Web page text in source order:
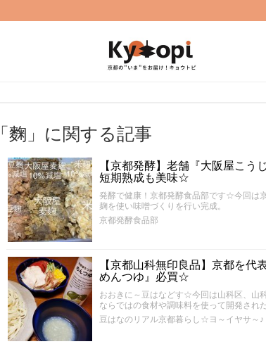
「麴」に関する記事
【京都発酵】老舗『大阪屋こう
短期熟成も美味☆
発酵で健康！京都発酵食品部です☆今回は
麹を使い味噌づくりを行い完成。
京都発酵食品部
【京都山科無印良品】京都を代
めんつゆ』必買☆
おおきに～豆はなどす☆今回は山科区、山
ならではの食材や調味料を使って開発され
豆はなのリアル京都暮らし☆ヨ～イヤサ～♪